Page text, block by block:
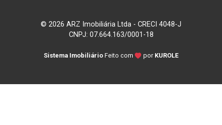
© 2026 ARZ Imobiliária Ltda - CRECI 4048-J
CNPJ: 07.664.163/0001-18
Sistema Imobiliário Feito com por KUROLE